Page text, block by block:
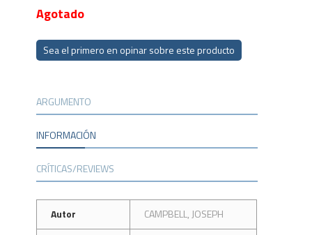
Agotado
Sea el primero en opinar sobre este producto
ARGUMENTO
INFORMACIÓN
CRÍTICAS/REVIEWS
Autor
CAMPBELL, JOSEPH